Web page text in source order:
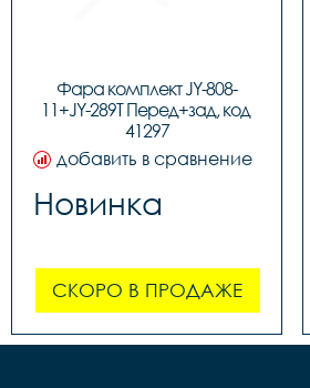
Фара комплект JY-808-
11+JY-289T Перед+зад, код
41297
добавить в сравнение
Новинка
СКОРО В ПРОДАЖЕ